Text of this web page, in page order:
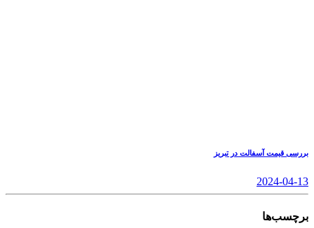
بررسی قیمت آسفالت در تبریز
2024-04-13
برچسب‌ها